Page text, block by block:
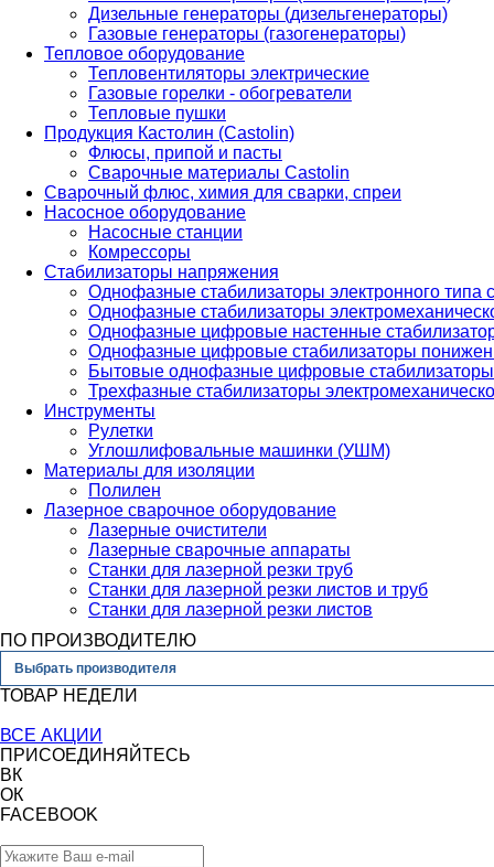
Дизельные генераторы (дизельгенераторы)
Газовые генераторы (газогенераторы)
Тепловое оборудование
Тепловентиляторы электрические
Газовые горелки - обогреватели
Тепловые пушки
Продукция Кастолин (Castolin)
Флюсы, припой и пасты
Сварочные материалы Castolin
Сварочный флюс, химия для сварки, спреи
Насосное оборудование
Насосные станции
Комрессоры
Стабилизаторы напряжения
Однофазные стабилизаторы электронного
Однофазные стабилизаторы
Однофазные цифровые настенные
Однофазные цифровые стабилизаторы
Бытовые однофазные цифровые стабилизаторы
Трехфазные стабилизаторы
Инструменты
Рулетки
Углошлифовальные машинки (УШМ)
Материалы для изоляции
Полилен
Лазерное сварочное оборудование
Лазерные очистители
Лазерные сварочные аппараты
Станки для лазерной резки труб
Станки для лазерной резки листов и труб
Станки для лазерной резки листов
ПО ПРОИЗВОДИТЕЛЮ
Выбрать производителя
ТОВАР НЕДЕЛИ
ВСЕ АКЦИИ
ПРИСОЕДИНЯЙТЕСЬ
ВК
ОК
FACEBOOK